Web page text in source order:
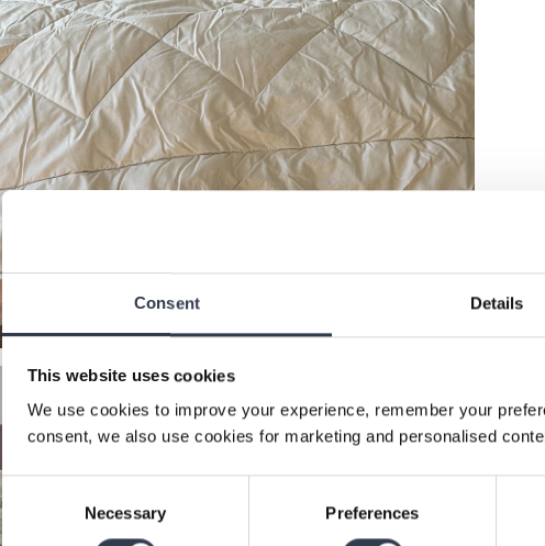
Consent Details
This website uses cookies
We use cookies to improve your experience, remember your
consent, we also use cookies for marketing and personalised
Consent
Selection
Necessary Preferences